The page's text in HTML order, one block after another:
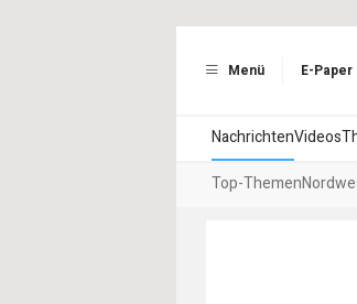
Menü E-Paper
NachrichtenVideos
Top-Themen